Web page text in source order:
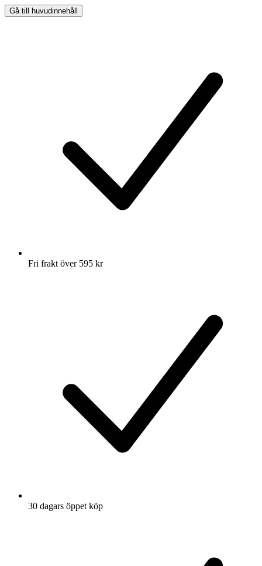
Gå till huvudinnehåll
Fri frakt över 595 kr
30 dagars öppet köp